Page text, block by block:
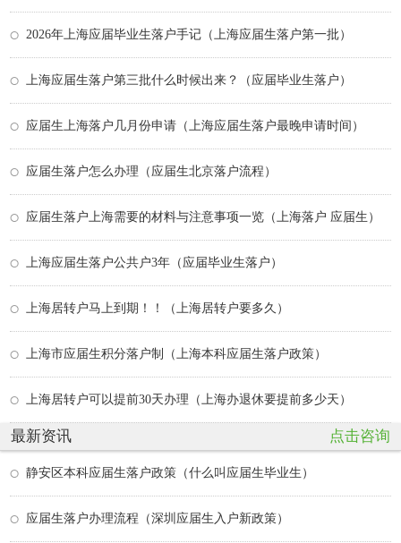
2026年上海应届毕业生落户手记（上海应届生落户第一批）
上海应届生落户第三批什么时候出来？（应届毕业生落户）
应届生上海落户几月份申请（上海应届生落户最晚申请时间）
应届生落户怎么办理（应届生北京落户流程）
应届生落户上海需要的材料与注意事项一览（上海落户 应届生）
上海应届生落户公共户3年（应届毕业生落户）
上海居转户马上到期！！（上海居转户要多久）
上海市应届生积分落户制（上海本科应届生落户政策）
上海居转户可以提前30天办理（上海办退休要提前多少天）
最新资讯 点击咨询
静安区本科应届生落户政策（什么叫应届生毕业生）
应届生落户办理流程（深圳应届生入户新政策）